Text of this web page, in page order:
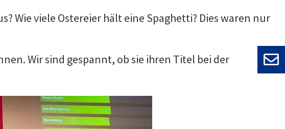
Wie viele Ostereier hält eine Spaghetti? Dies waren nur
Wir sind gespannt, ob sie ihren Titel bei der